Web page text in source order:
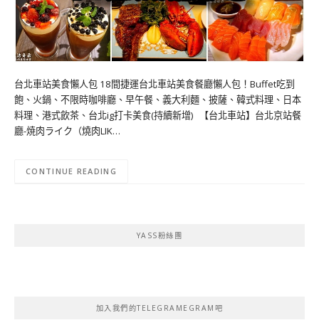
台北車站美食懶人包 18間捷運台北車站美食餐廳懶人包！Buffet吃到
飽、火鍋、不限時咖啡廳、早午餐、義大利麵、披薩、韓式料理、日本
料理、港式飲茶、台北ig打卡美食(持續新增) 【台北車站】台北京站餐
廳-焼肉ライク（燒肉LIK…
CONTINUE READING
YASS粉絲團
加入我們的TELEGRAMEGRAM吧